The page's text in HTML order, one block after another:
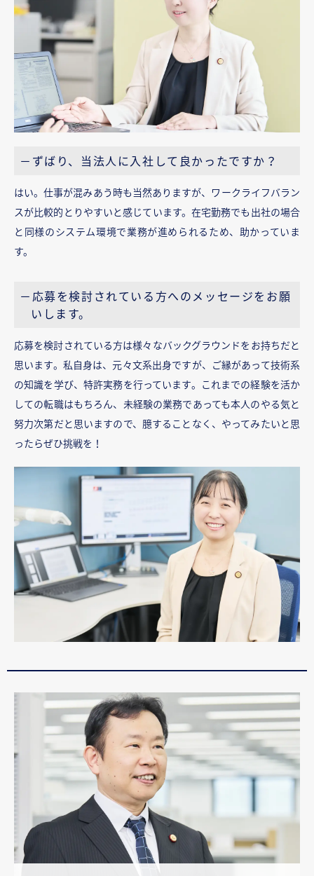
－ずばり、当法人に入社して良かったですか？
はい。仕事が混みあう時も当然ありますが、ワークライフバラン
スが比較的とりやすいと感じています。在宅勤務でも出社の場合
と同様のシステム環境で業務が進められるため、助かっていま
す。
－応募を検討されている方へのメッセージをお願
いします。
応募を検討されている方は様々なバックグラウンドをお持ちだと
思います。私自身は、元々文系出身ですが、ご縁があって技術系
の知識を学び、特許実務を行っています。これまでの経験を活か
しての転職はもちろん、未経験の業務であっても本人のやる気と
努力次第だと思いますので、臆することなく、やってみたいと思
ったらぜひ挑戦を！